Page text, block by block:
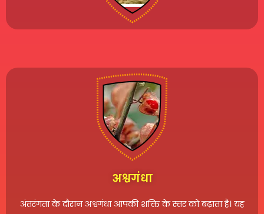
अश्वगंधा
अंतरंगता के दौरान अश्वगंधा आपकी शक्ति के स्तर को बढ़ाता है। यह